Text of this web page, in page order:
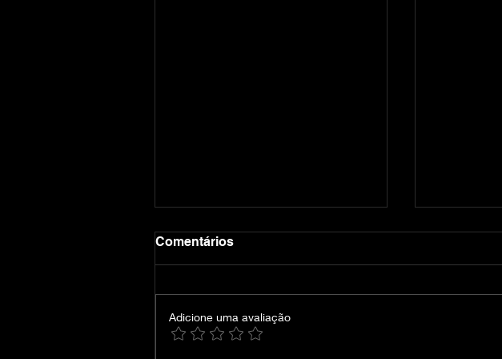
Comentários
Adicione uma avaliação